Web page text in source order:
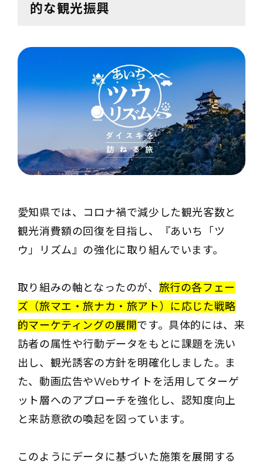
的な観光振興
愛知県では、コロナ禍で減少した観光客数と
観光消費額の回復を目指し、『あいち「ツ
ウ」リズム』の強化に取り組んでいます。
取り組みの軸となったのが、 旅行の各フェー
ズ（旅マエ・旅ナカ・旅アト）に応じた戦略
的マーケティングの展開です。具体的には、来
訪者の属性や行動データをもとに課題を洗い
出し、観光誘客の方針を明確化しました。ま
た、動画広告やWebサイトを活用してターゲ
ット層へのアプローチを強化し、認知度向上
と来訪意欲の喚起を図っています。
このようにデータに基づいた施策を展開する